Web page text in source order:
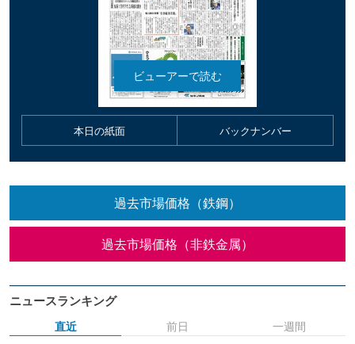
本日の紙面 バックナンバー
過去市場価格（鉄鋼）
過去市場価格（非鉄金属）
ニュースランキング
直近
前日 一週間